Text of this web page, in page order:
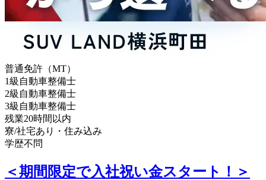
普通免許（MT）
1級自動車整備士
2級自動車整備士
3級自動車整備士
残業20時間以内
寮/社宅あり・住み込み
学歴不問
＜期間限定で入社祝い金スタート！＞